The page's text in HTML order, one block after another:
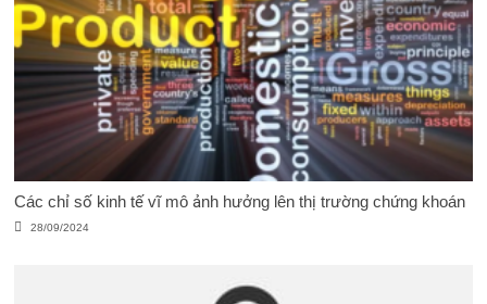
Các chỉ số kinh tế vĩ mô ảnh hưởng lên thị trường chứng khoán
28/09/2024